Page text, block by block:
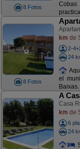
8 Fotos
8 Fotos
km de
2-
24
el
A
Casa
km de
6
24